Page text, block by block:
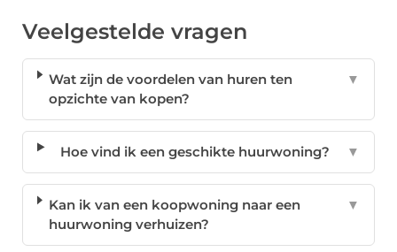
Veelgestelde vragen
Wat zijn de voordelen van huren ten
opzichte van kopen?
▼
Hoe vind ik een geschikte huurwoning? ▼
Kan ik van een koopwoning naar een
huurwoning verhuizen?
▼